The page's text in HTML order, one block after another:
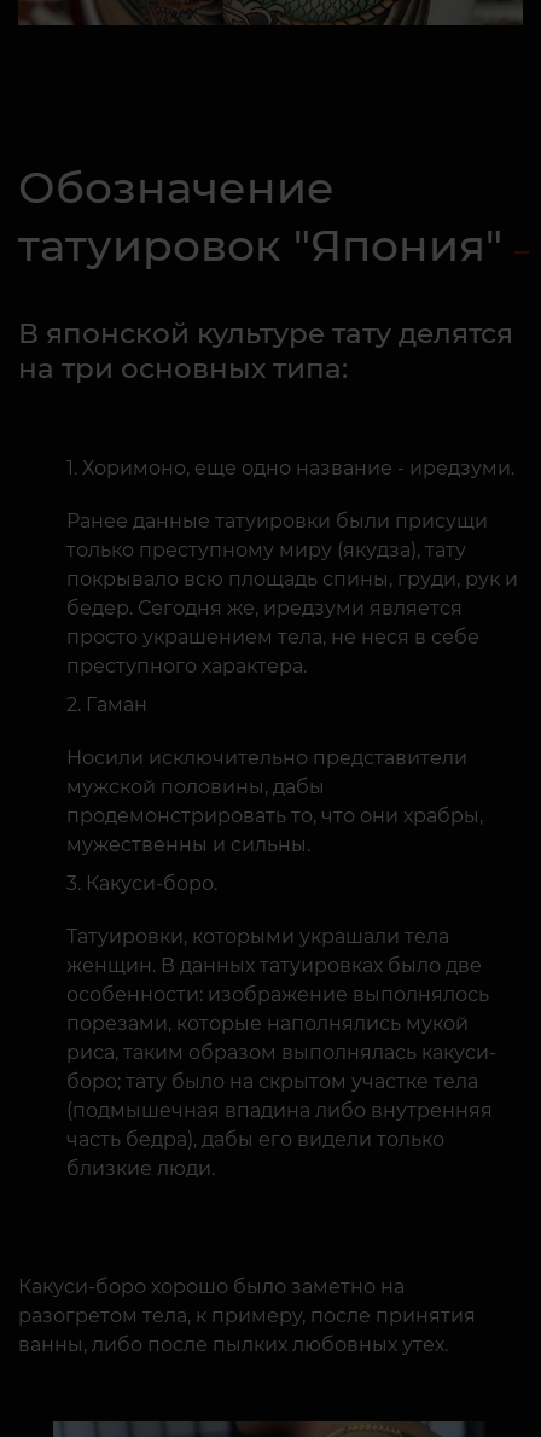
Обозначение
татуировок "Япония"
В японской культуре тату делятся
на три основных типа:
Хоримоно, еще одно название - иредзуми.
Ранее данные татуировки были присущи
только преступному миру (якудза), тату
покрывало всю площадь спины, груди, рук и
бедер. Сегодня же, иредзуми является
просто украшением тела, не неся в себе
преступного характера.
Гаман
Носили исключительно представители
мужской половины, дабы
продемонстрировать то, что они храбры,
мужественны и сильны.
Какуси-боро.
Татуировки, которыми украшали тела
женщин. В данных татуировках было две
особенности: изображение выполнялось
порезами, которые наполнялись мукой
риса, таким образом выполнялась какуси-
боро; тату было на скрытом участке тела
(подмышечная впадина либо внутренняя
часть бедра), дабы его видели только
близкие люди.
Какуси-боро хорошо было заметно на
разогретом тела, к примеру, после принятия
ванны, либо после пылких любовных утех.